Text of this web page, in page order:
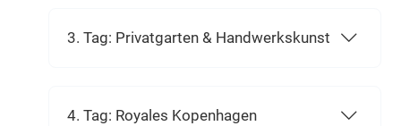
3. Tag: Privatgarten & Handwerkskunst
4. Tag: Royales Kopenhagen